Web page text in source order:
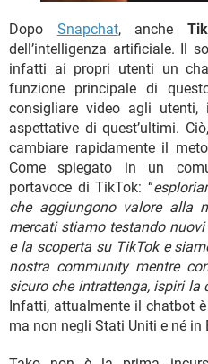
Dopo Snapchat, anche
dell’intelligenza artificiale. Il
infatti ai propri utenti un
funzione principale di
consigliare video agli
aspettative di quest’ultimi.
cambiare rapidamente il
Come spiegato in un
portavoce di TikTok: “
che aggiungono valore alla
mercati stiamo testando
e la scoperta su TikTok e
nostra community mentre
sicuro che intrattenga, ispiri
Infatti, attualmente il chatbot
ma non negli Stati Uniti e né in